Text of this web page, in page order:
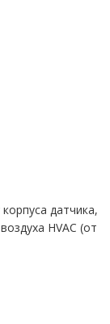
датчика,
HVAC (от